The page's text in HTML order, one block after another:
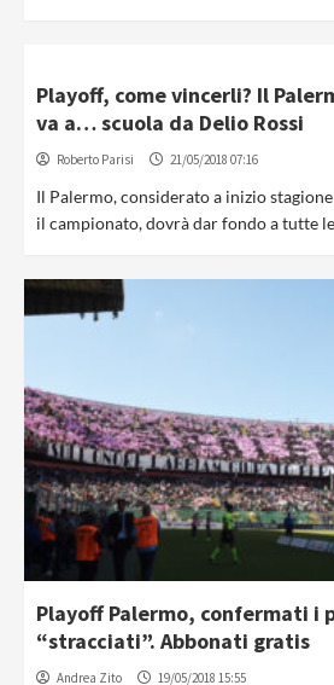
Playoff, come vincerli? Il
va a… scuola da Delio Rossi
Roberto Parisi 21/05/2018 07:16
Il Palermo, considerato a inizio
il campionato, dovrà dar fondo a tutte
Playoff Palermo, confermati i
“stracciati”. Abbonati gratis
Andrea Zito 19/05/2018 15:55